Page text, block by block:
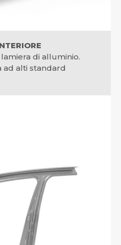
di alluminio.
alti standard